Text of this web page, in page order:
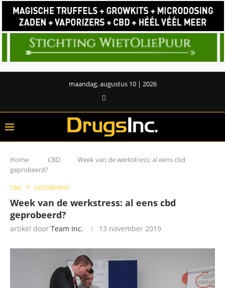
maandag, augustus 10 | 2026
Home CBD
Week van de werkstress: al eens cbd
geprobeerd?
CBD GEZONDHEID
Week van de werkstress: al eens cbd
geprobeerd?
artikel door Team Inc. 13 november 2019